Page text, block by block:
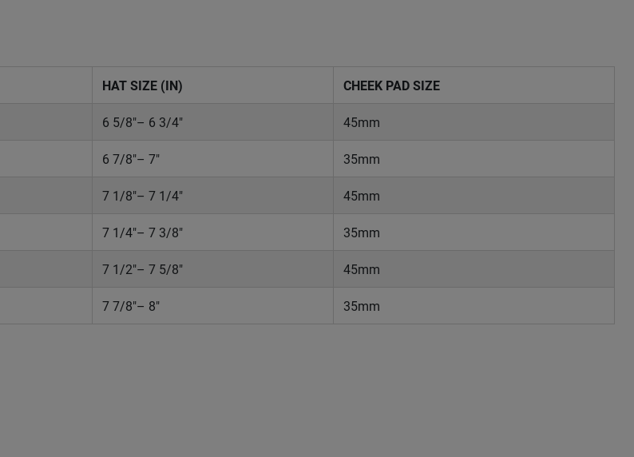
HAT SIZE (IN) CHEEK PAD SIZE
6 5/8"– 6 3/4" 45mm
6 7/8"– 7" 35mm
7 1/8"– 7 1/4" 45mm
7 1/4"– 7 3/8" 35mm
7 1/2"– 7 5/8" 45mm
7 7/8"– 8" 35mm